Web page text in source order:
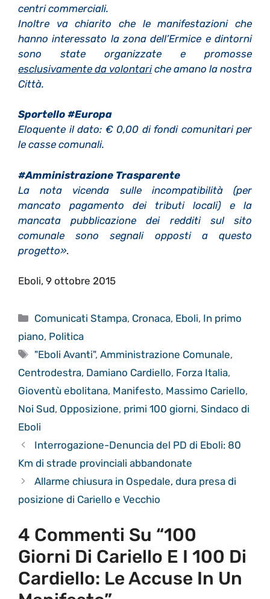
centri commerciali.
Inoltre va chiarito che le manifestazioni che
hanno interessato la zona dell’Ermice e dintorni
sono state organizzate e promosse
esclusivamente da volontariche amano la nostra
Città.
Sportello #Europa
Eloquente il dato: € 0,00 di fondi comunitari per
le casse comunali.
#Amministrazione Trasparente
La nota vicenda sulle incompatibilità (per
mancato pagamento dei tributi locali) e la
mancata pubblicazione dei redditi sul sito
comunale sono segnali opposti a questo
progetto».
Eboli, 9 ottobre 2015
Categorie
Comunicati Stampa, Cronaca, Eboli, In primo
piano, Politica
Tag
"Eboli Avanti",Amministrazione Comunale,
Centrodestra, Damiano Cardiello, Forza Italia,
Gioventù ebolitana, Manifesto, Massimo Cariello,
Noi Sud, Opposizione, primi 100 giorni, Sindaco di
Eboli
Interrogazione-Denuncia del PD di Eboli: 80
Km di strade provinciali abbandonate
Allarme chiusura in Ospedale, dura presa di
posizione di Cariello e Vecchio
4 Commenti Su “100
Giorni Di Cariello E I 100 Di
Cardiello: Le Accuse In Un